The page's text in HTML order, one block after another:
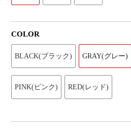
COLOR
BLACK(ブラック) GRAY(グレー)
PINK(ピンク) RED(レッド)